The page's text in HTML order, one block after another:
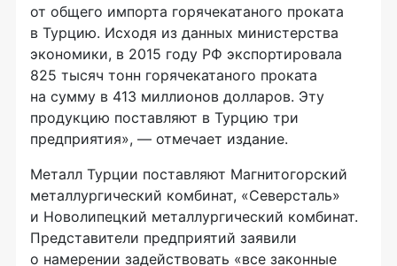
от общего импорта горячекатаного проката
в Турцию. Исходя из данных министерства
экономики, в 2015 году РФ экспортировала
825 тысяч тонн горячекатаного проката
на сумму в 413 миллионов долларов. Эту
продукцию поставляют в Турцию три
предприятия», — отмечает издание.
Металл Турции поставляют Магнитогорский
металлургический комбинат, «Северсталь»
и Новолипецкий металлургический комбинат.
Представители предприятий заявили
о намерении задействовать «все законные